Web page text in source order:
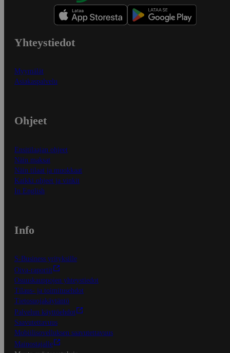
Yhteystiedot
Myymälät
Asiakaspalvelu
Ohjeet
Ensitilaajan ohjeet
Näin maksat
Näin tilaat ja muokkaat
Kaikki ohjeet ja vinkit
In English
Info
S-Business yrityksille
Oiva-raportit
Osuuskauppojen yhteystiedot
Tilaus- ja toimitusehdot
Tietosuojakäytäntö
Palvelun käyttöehdot
Saavutettavuus
Mobiilisovelluksen saavutettavuus
Mainostajalle